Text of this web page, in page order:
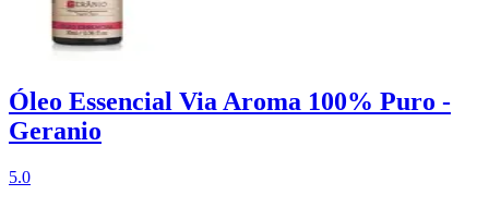
Óleo Essencial Via Aroma 100% Puro -
Geranio
5.0